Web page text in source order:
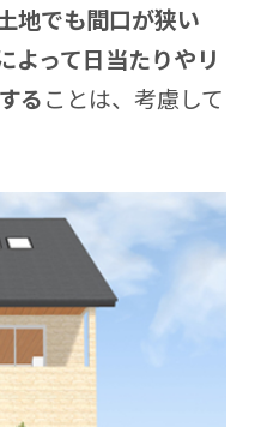
地でも間口が狭い
よって日当たりやリ
ることは、考慮して